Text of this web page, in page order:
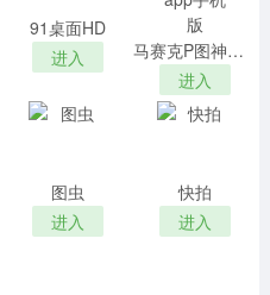
进行视频录制和直播
提供更快提词的助手，可以
中很快的提取出来，这样的
，而且提词的模式将会有多
同的社交软件中实现你提词
这是一款大家制作短视频必
的直接，怎么提词怎么快就
能，欢迎下载
91桌面HD
进入
马赛克P图神器app手机版
进入
图虫
进入
快拍
进入